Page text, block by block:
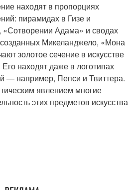
находят в пропорциях
пирамидах в Гизе и
Адама» и сводах
Микеланджело, «Мона
золотое сечение в искусстве
находят даже в логотипах
— например, Пепси и Твиттера.
явлением многие
этих предметов искусства